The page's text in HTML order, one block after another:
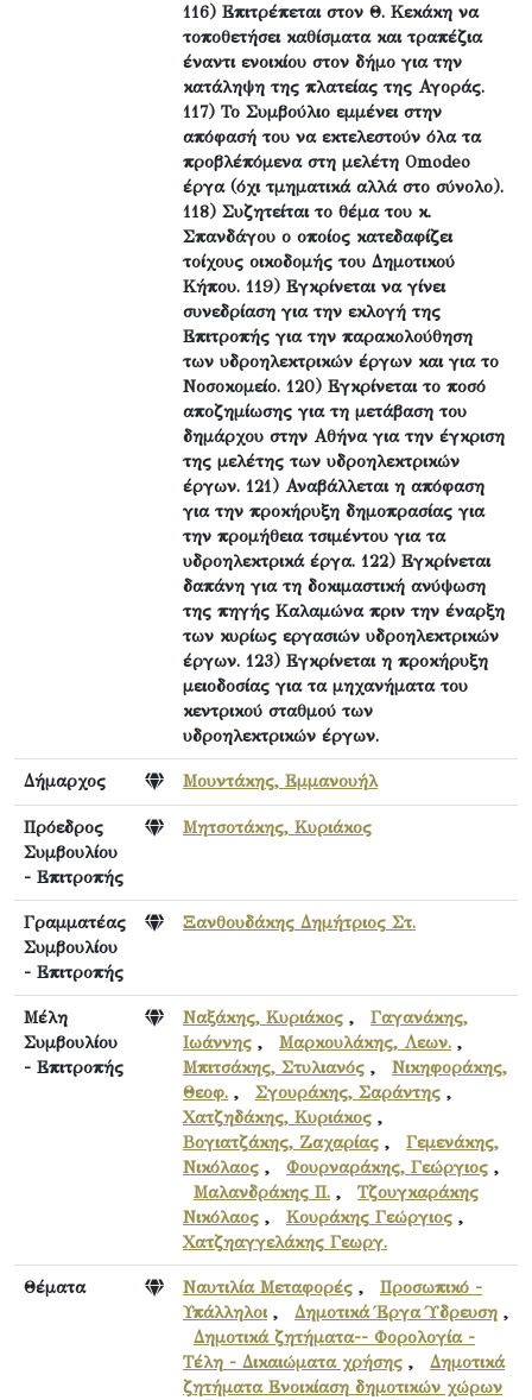
116) Επιτρέπεται στον Θ. Κεκάκη να
τοποθετήσει καθίσματα και τραπέζια
έναντι ενοικίου στον δήμο για την
κατάληψη της πλατείας της Αγοράς.
117) Το Συμβούλιο εμμένει στην
απόφασή του να εκτελεστούν όλα τα
προβλέπόμενα στη μελέτη Omodeo
έργα (όχι τμηματικά αλλά στο σύνολο).
118) Συζητείται το θέμα του κ.
Σπανδάγου ο οποίος κατεδαφίζει
τοίχους οικοδομής του Δημοτικού
Κήπου. 119) Εγκρίνεται να γίνει
συνεδρίαση για την εκλογή της
Επιτροπής για την παρακολούθηση
των υδροηλεκτρικών έργων και για το
Νοσοκομείο. 120) Εγκρίνεται το ποσό
αποζημίωσης για τη μετάβαση του
δημάρχου στην Αθήνα για την έγκριση
της μελέτης των υδροηλεκτρικών
έργων. 121) Αναβάλλεται η απόφαση
για την προκήρυξη δημοπρασίας για
την προμήθεια τσιμέντου για τα
υδροηλεκτρικά έργα. 122) Εγκρίνεται
δαπάνη για τη δοκιμαστική ανύψωση
της πηγής Καλαμώνα πριν την έναρξη
των κυρίως εργασιών υδροηλεκτρικών
έργων. 123) Εγκρίνεται η προκήρυξη
μειοδοσίας για τα μηχανήματα του
κεντρικού σταθμού των
υδροηλεκτρικών έργων.
Δήμαρχος Μουντάκης, Εμμανουήλ
Πρόεδρος
Συμβουλίου
- Επιτροπής
Μητσοτάκης, Κυριάκος
Γραμματέας
Συμβουλίου
- Επιτροπής
Ξανθουδάκης Δημήτριος Στ.
Μέλη
Συμβουλίου
- Επιτροπής
Ναξάκης, Κυριάκος , Γαγανάκης,
Ιωάννης , Μαρκουλάκης, Λεων. ,
Μπιτσάκης, Στυλιανός , Νικηφοράκης,
Θεοφ. , Σγουράκης, Σαράντης ,
Χατζηδάκης, Κυριάκος ,
Βογιατζάκης, Ζαχαρίας , Γεμενάκης,
Νικόλαος , Φουρναράκης, Γεώργιος ,
Μαλανδράκης Π. , Τζουγκαράκης
Νικόλαος , Κουράκης Γεώργιος ,
Χατζηαγγελάκης Γεωργ.
Θέματα Ναυτιλία Μεταφορές , Προσωπικό -
Υπάλληλοι, Δημοτικά Έργα Ύδρευση ,
Δημοτικά ζητήματα-- Φορολογία -
Τέλη - Δικαιώματα χρήσης , Δημοτικά
ζητήματα Ενοικίαση δημοτικών χώρων